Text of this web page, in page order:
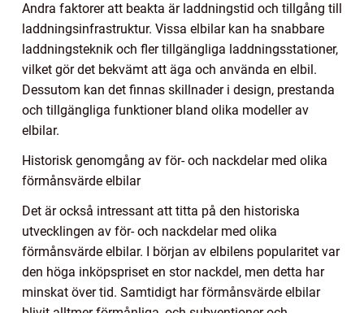
Andra faktorer att beakta är laddningstid och tillgång till
laddningsinfrastruktur. Vissa elbilar kan ha snabbare
laddningsteknik och fler tillgängliga laddningsstationer,
vilket gör det bekvämt att äga och använda en elbil.
Dessutom kan det finnas skillnader i design, prestanda
och tillgängliga funktioner bland olika modeller av
elbilar.
Historisk genomgång av för- och nackdelar med olika
förmånsvärde elbilar
Det är också intressant att titta på den historiska
utvecklingen av för- och nackdelar med olika
förmånsvärde elbilar. I början av elbilens popularitet var
den höga inköpspriset en stor nackdel, men detta har
minskat över tid. Samtidigt har förmånsvärde elbilar